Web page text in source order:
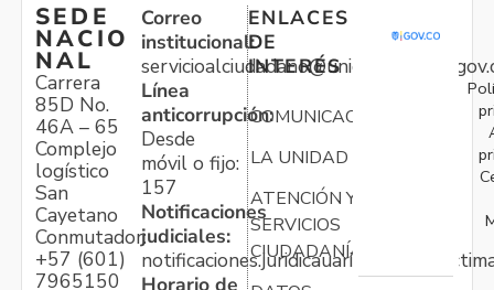
SEDE
NACIO
NAL
Carrera
85D No.
46A – 65
Complejo
logístico
San
Cayetano
Conmutador:
+57 (601)
7965150
Correo
institucional:
Línea
anticorrupción:
Desde
móvil o fijo:
157
Notificaciones
judiciales:
ENLACES
DE
INTERÉS
COMUNICACIONES
LA UNIDAD
ATENCIÓN Y
SERVICIOS
CIUDADANÍA